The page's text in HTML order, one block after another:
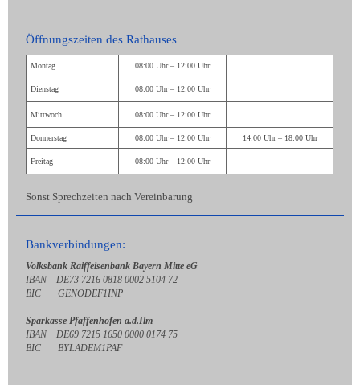
Öffnungszeiten des Rathauses
Montag 08:00 Uhr – 12:00 Uhr
Dienstag 08:00 Uhr – 12:00 Uhr
Mittwoch 08:00 Uhr – 12:00 Uhr
Donnerstag 08:00 Uhr – 12:00 Uhr 14:00 Uhr – 18:00 Uhr
Freitag 08:00 Uhr – 12:00 Uhr
Sonst Sprechzeiten nach Vereinbarung
Bankverbindungen:
Volksbank Raiffeisenbank Bayern Mitte eG
IBAN DE73 7216 0818 0002 5104 72
BIC GENODEF1INP
Sparkasse Pfaffenhofen a.d.Ilm
IBAN DE69 7215 1650 0000 0174 75
BIC BYLADEM1PAF